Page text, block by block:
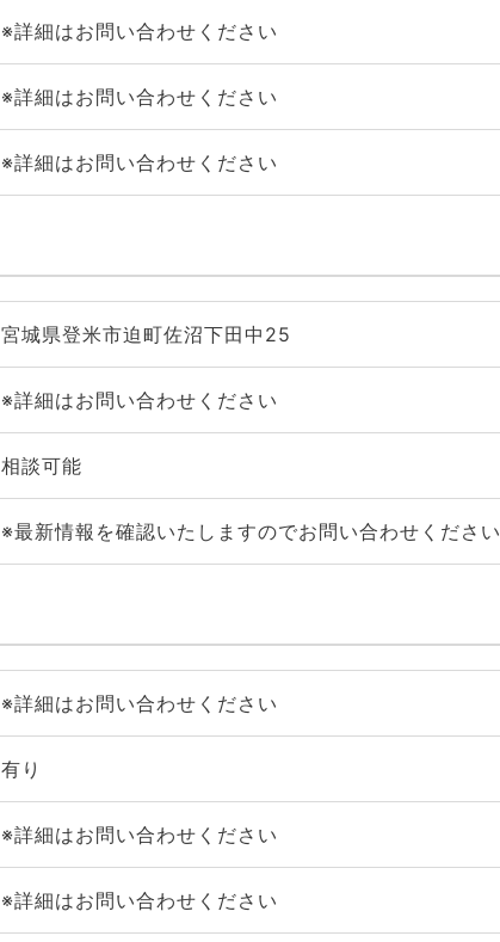
※詳細はお問い合わせください
※詳細はお問い合わせください
※詳細はお問い合わせください
宮城県登米市迫町佐沼下田中25
※詳細はお問い合わせください
相談可能
※最新情報を確認いたしますのでお問い合わせください
※詳細はお問い合わせください
有り
※詳細はお問い合わせください
※詳細はお問い合わせください